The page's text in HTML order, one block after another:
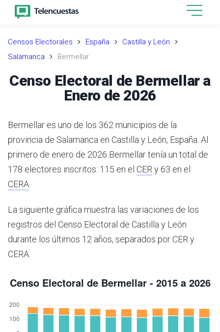
Censos Electorales España
Castilla y León
Salamanca
Bermellar
Censo Electoral de Bermellar a
Enero de 2026
Bermellar es uno de los 362 municipios de la
provincia de Salamanca en Castilla y León, España. Al
primero de enero de 2026 Bermellar tenía un total de
178 electores inscritos: 115 en el CER y 63 en el
CERA
La siguiente gráfica muestra las variaciones de los
registros del Censo Electoral de Castilla y León
durante los últimos 12 años, separados por CER y
CERA.